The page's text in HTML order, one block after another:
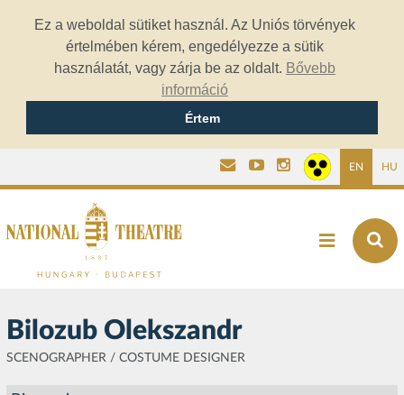
Ez a weboldal sütiket használ. Az Uniós törvények
értelmében kérem, engedélyezze a sütik
használatát, vagy zárja be az oldalt. Bővebb
információ
Értem
EN HU
Bilozub Olekszandr
SCENOGRAPHER / COSTUME DESIGNER